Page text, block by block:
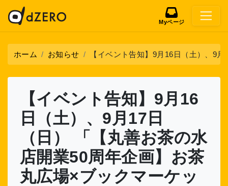
Myページ
ホーム お知らせ 【イベント告知】9月16日（土）、9
【イベント告知】9月16
日（土）、9月17日
（日） 「【丸善お茶の水
店開業50周年企画】お茶
丸広場×ブックマーケッ